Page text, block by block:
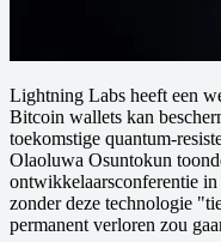
Lightning Labs heeft een
Bitcoin wallets kan
toekomstige quantum-
Olaoluwa Osuntokun
ontwikkelaarsconferentie
zonder deze technologie
permanent verloren zou